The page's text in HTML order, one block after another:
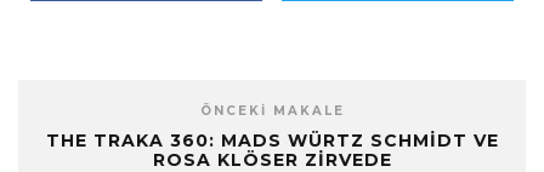
ÖNCEKI MAKALE
THE TRAKA 360: MADS WÜRTZ SCHMIDT VE
ROSA KLÖSER ZIRVEDE